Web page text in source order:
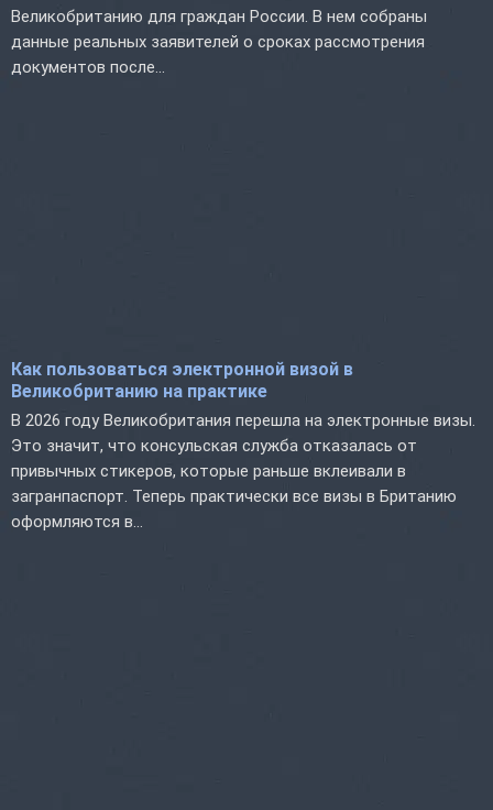
Великобританию для граждан России. В нем собраны
данные реальных заявителей о сроках рассмотрения
документов после...
Как пользоваться электронной визой в
Великобританию на практике
В 2026 году Великобритания перешла на электронные визы.
Это значит, что консульская служба отказалась от
привычных стикеров, которые раньше вклеивали в
загранпаспорт. Теперь практически все визы в Британию
оформляются в...